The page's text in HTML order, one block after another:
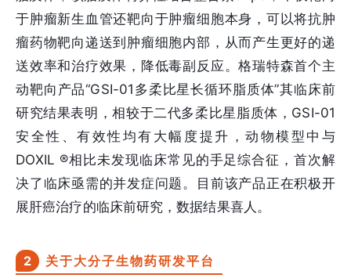
于肿瘤新生血管还靶向于肿瘤细胞本身，可以将抗肿
瘤药物靶向递送到肿瘤细胞内部，从而产生更好的递
送效率和治疗效果，降低毒副反应。格瑞特森首个主
动靶向产品“GSI-01多柔比星长循环脂质体”其临床前
研究结果表明，相较于二代多柔比星脂质体，GSI-01
安全性、有效性均有大幅度提升，动物模型中与
DOXIL ®相比未发现临床常见的手足综合征，首次解
决了临床亟需的并发症问题。目前该产品正在积极开
展肝癌治疗的临床前研究，数据结果喜人。
2 关于大分子生物药研发平台